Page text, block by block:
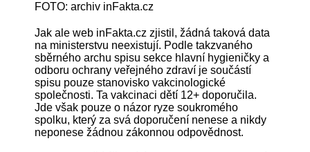
FOTO: archiv inFakta.cz
Jak ale web inFakta.cz zjistil, žádná taková data
na ministerstvu neexistují. Podle takzvaného
sběrného archu spisu sekce hlavní hygieničky a
odboru ochrany veřejného zdraví je součástí
spisu pouze stanovisko vakcinologické
společnosti. Ta vakcinaci dětí 12+ doporučila.
Jde však pouze o názor ryze soukromého
spolku, který za svá doporučení nenese a nikdy
neponese žádnou zákonnou odpovědnost.